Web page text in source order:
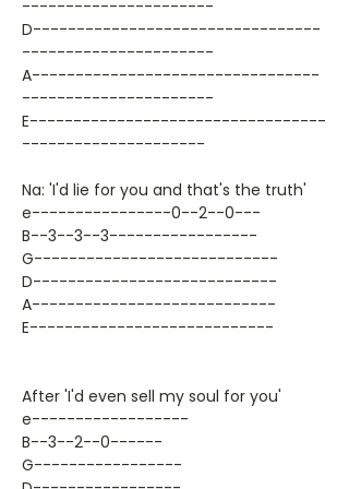
----------------------
D---------------------------------
----------------------
A---------------------------------
----------------------
E----------------------------------
---------------------
Na: 'I'd lie for you and that's the truth'
e----------------0--2--0---
B--3--3--3-----------------
G----------------------------
D----------------------------
A----------------------------
E----------------------------
After 'I'd even sell my soul for you'
e------------------
B--3--2--0------
G-----------------